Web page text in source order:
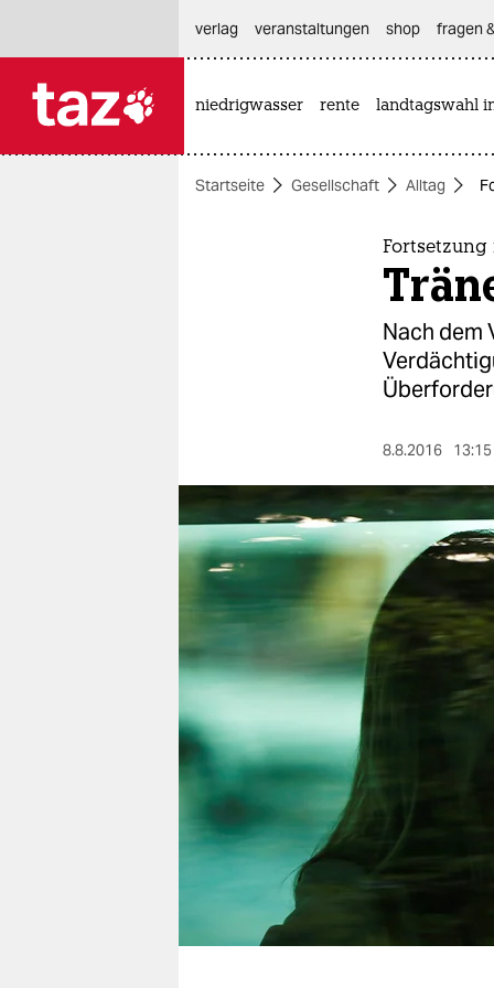
themen
berlin
nord
wahrheit
verlag
verlag
veranstaltungen
shop
fragen & hilfe
unterstützen
genossenschaft
verlag
veranstaltungen shop fragen
niedrigwasser rente landtagswahl
Startseite Gesellschaft Alltag
Fortsetzung
Nach dem
8.8.2016